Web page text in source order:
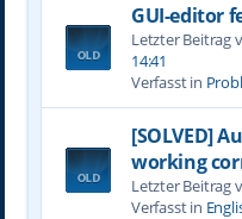
GUI-editor
Letzter Beitrag
14:41
Verfasst in
[SOLVED]
working
Letzter Beitrag
Verfasst in